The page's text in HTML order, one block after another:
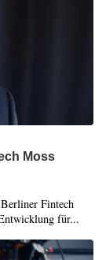
Moss
Fintech
für...